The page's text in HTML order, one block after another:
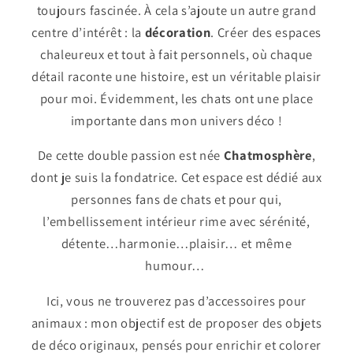
toujours fascinée. À cela s’ajoute un autre grand
centre d’intérêt : la décoration. Créer des espaces
chaleureux et tout à fait personnels, où chaque
détail raconte une histoire, est un véritable plaisir
pour moi. Évidemment, les chats ont une place
importante dans mon univers déco !
De cette double passion est née Chatmosphère,
dont je suis la fondatrice. Cet espace est dédié aux
personnes fans de chats et pour qui,
l’embellissement intérieur rime avec sérénité,
détente…harmonie…plaisir… et même
humour…
Ici, vous ne trouverez pas d’accessoires pour
animaux : mon objectif est de proposer des objets
de déco originaux, pensés pour enrichir et colorer